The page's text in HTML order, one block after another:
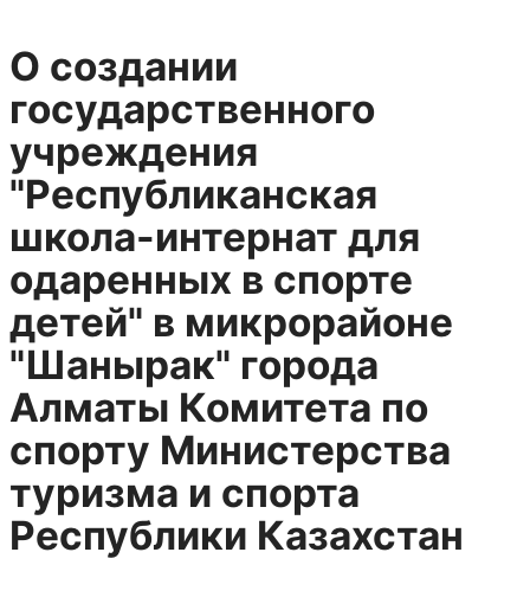
О создании
государственного
учреждения
"Республиканская
школа-интернат для
одаренных в спорте
детей" в микрорайоне
"Шанырак" города
Алматы Комитета по
спорту Министерства
туризма и спорта
Республики Казахстан